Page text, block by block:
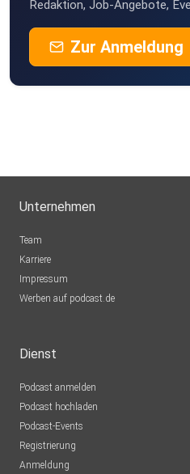
Redaktion, Job-Angebote,
Zur Anmeldung
Unternehmen
Team
Karriere
Impressum
Werben auf podcast.de
Dienst
Podcast anmelden
Podcast hochladen
Podcast-Events
Registrierung
Anmeldung